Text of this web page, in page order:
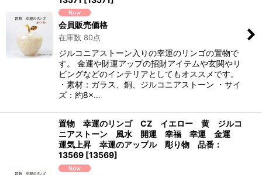
会員販売価格
在庫数 80点
ジルコニアストーン入りの幸運のリンゴの置物で
す。 金運や財運アップの招財アイテムや玄関やリ
ビングなどのインテリアとしてもオススメです。
・素材：ガラス、銅、ジルコニアストーン ・サイ
ズ：約8×…
置物 幸運のリンゴ CZ イエロー 黄 ジルコ
ニアストーン 風水 開運 幸福 幸運 金運
運気上昇 幸運のアップル 彫り物 品番：
13569 [13569]